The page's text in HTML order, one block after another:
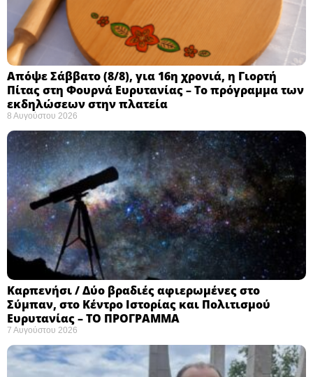
Απόψε Σάββατο (8/8), για 16η χρονιά, η Γιορτή
Πίτας στη Φουρνά Ευρυτανίας – Το πρόγραμμα των
εκδηλώσεων στην πλατεία
8 Αυγούστου 2026
Καρπενήσι / Δύο βραδιές αφιερωμένες στο
Σύμπαν, στο Κέντρο Ιστορίας και Πολιτισμού
Ευρυτανίας – ΤΟ ΠΡΟΓΡΑΜΜΑ
7 Αυγούστου 2026